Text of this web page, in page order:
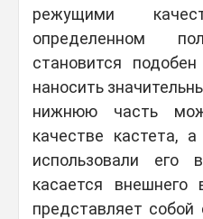
режущими
определенном
становится
наносить
нижнюю часть
качестве кастета,
использовали его
касается внешнего
представляет собой